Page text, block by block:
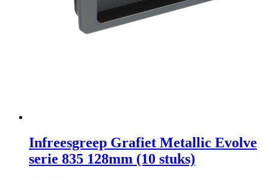
Infreesgreep Grafiet Metallic Evolve
serie 835 128mm (10 stuks)